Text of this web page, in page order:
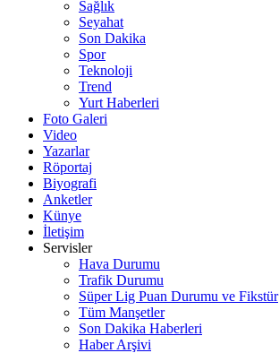
Sağlık
Seyahat
Son Dakika
Spor
Teknoloji
Trend
Yurt Haberleri
Foto Galeri
Video
Yazarlar
Röportaj
Biyografi
Anketler
Künye
İletişim
Servisler
Hava Durumu
Trafik Durumu
Süper Lig Puan Durumu ve Fikstür
Tüm Manşetler
Son Dakika Haberleri
Haber Arşivi